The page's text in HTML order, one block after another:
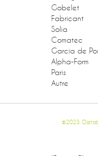
Gobelet
Fabricant
Solia
Comatec
Garcia de
Alpha-Form
Paris
Autre
©2023